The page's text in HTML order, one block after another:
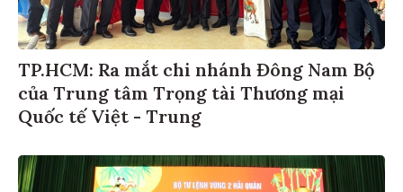
TP.HCM: Ra mắt chi nhánh Đông Nam Bộ
của Trung tâm Trọng tài Thương mại
Quốc tế Việt - Trung